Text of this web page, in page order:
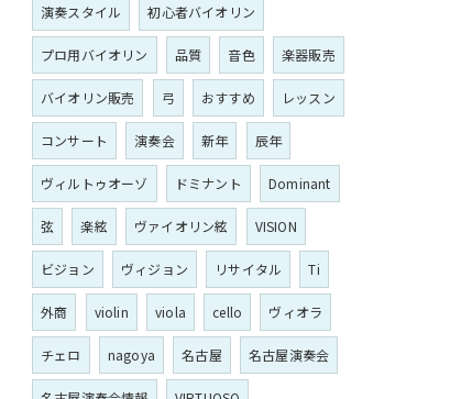
演奏スタイル 初心者バイオリン
プロ用バイオリン 品質 音色 楽器販売
バイオリン販売 弓 おすすめ レッスン
コンサート 演奏会 新年 辰年
ヴィルトゥオーゾ ドミナント Dominant
弦 楽絃 ヴァイオリン絃 VISION
ビジョン ヴィジョン リサイタル Ti
外商 violin viola cello ヴィオラ
チェロ nagoya 名古屋 名古屋演奏会